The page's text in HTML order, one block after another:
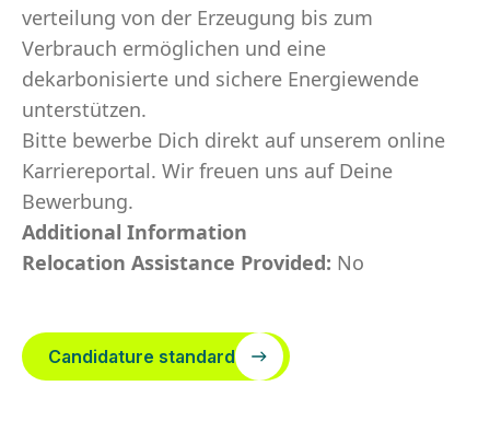
verteilung von der Erzeugung bis zum
Verbrauch ermöglichen und eine
dekarbonisierte und sichere Energiewende
unterstützen.
Bitte bewerbe Dich direkt auf unserem online
Karriereportal. Wir freuen uns auf Deine
Bewerbung.
Additional Information
Relocation Assistance Provided: No
Candidature standard